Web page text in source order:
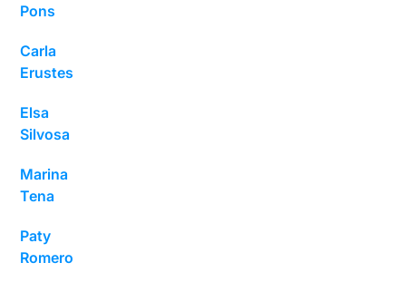
Pons
Carla
Erustes
Elsa
Silvosa
Marina
Tena
Paty
Romero